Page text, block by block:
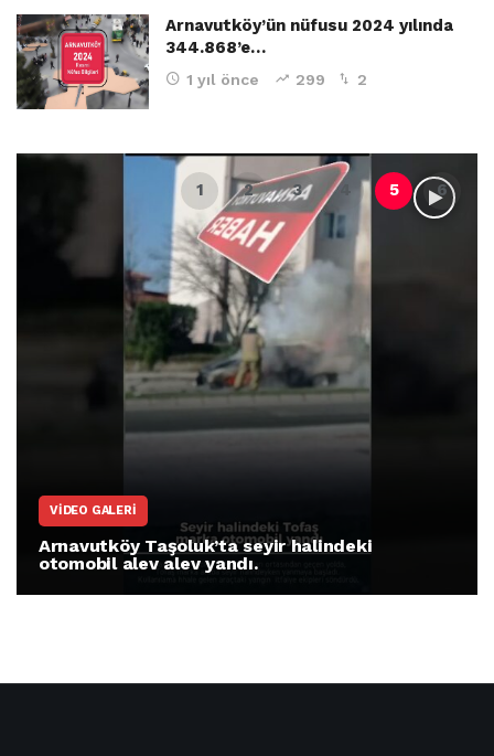
Arnavutköy’ün nüfusu 2024 yılında
344.868’e…
1 yıl önce 299 2
VIDEO GALERI
Arnavutköy Taşoluk’ta seyir halindeki
otomobil alev alev yandı.